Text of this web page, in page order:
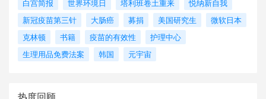
白宫简报
世界环境日 塔利班卷土重来
悦纳新自我
新冠疫苗第三针
大肠癌 募捐 美国研究生
微软日本
克林顿
书籍 疫苗的有效性
护理中心
生理用品免费法案
韩国 元宇宙